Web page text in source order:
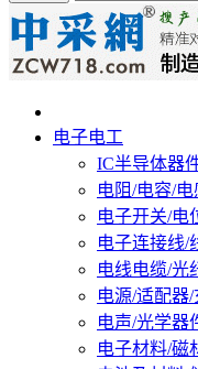
电子电工
IC半导体器
电阻/电容/
电子开关/电
电子连接线/
电线电缆/光
电源/适配器
电声/光学器
电子材料/磁